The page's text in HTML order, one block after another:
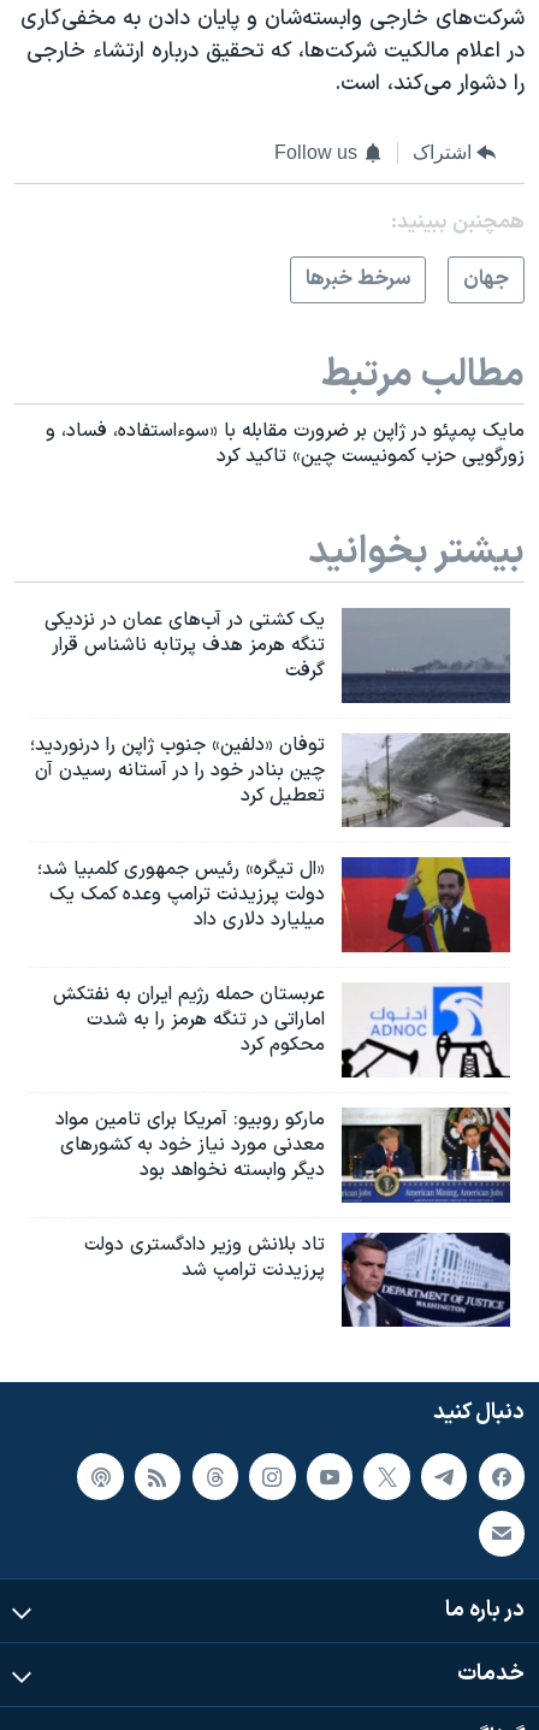
شرکت‌های خارجی وابسته‌شان و پایان دادن به مخفی‌کاری
در اعلام مالکیت شرکت‌ها، که تحقیق درباره ارتشاء خارجی
را دشوار می‌کند، است.
اشتراک Follow us
همچنبن ببینید:
جهان
سرخط خبرها
مطالب مرتبط
مایک پمپئو در ژاپن بر ضرورت مقابله با «سوءاستفاده، فساد، و
زورگویی حزب کمونیست چین» تاکید کرد
بیشتر بخوانید
یک کشتی در آب‌های عمان در نزدیکی
تنگه هرمز هدف پرتابه ناشناس قرار
گرفت
توفان «دلفین» جنوب ژاپن را درنوردید؛
چین بنادر خود را در آستانه رسیدن آن
تعطیل کرد
«ال تیگره» رئیس جمهوری کلمبیا شد؛
دولت پرزیدنت ترامپ وعده کمک یک
میلیارد دلاری داد
عربستان حمله رژیم ایران به نفتکش
اماراتی در تنگه هرمز را به‌ شدت
محکوم کرد
مارکو روبیو: آمریکا برای تامین مواد
معدنی مورد نیاز خود به کشورهای
دیگر وابسته نخواهد بود
تاد بلانش وزیر دادگستری دولت
پرزیدنت ترامپ شد
دنبال کنید
در باره ما
خدمات